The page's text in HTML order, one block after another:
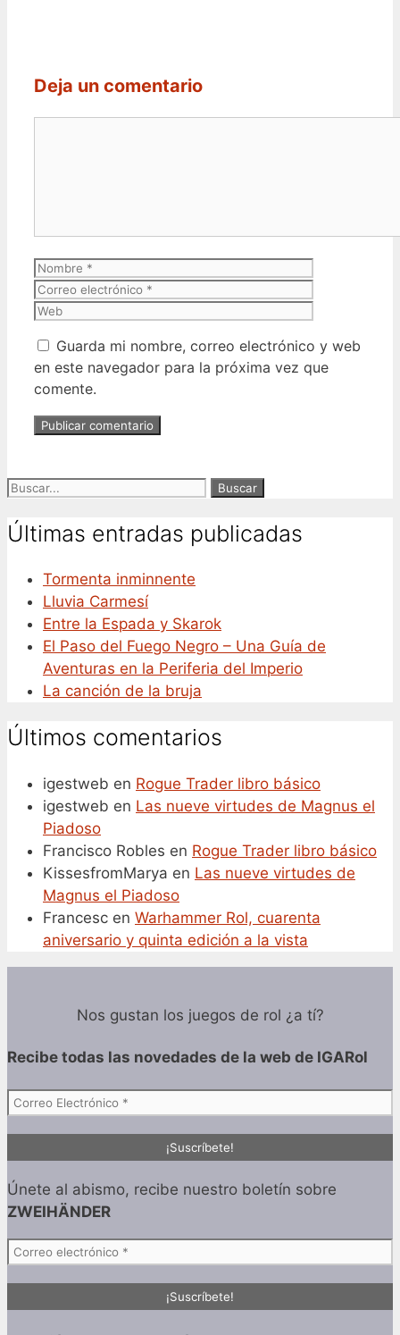
Deja un comentario
Nombre
Guarda mi nombre, correo electrónico y web
en este navegador para la próxima vez que
comente.
Buscar:
Últimas entradas publicadas
Tormenta inminnente
Lluvia Carmesí
Entre la Espada y Skarok
El Paso del Fuego Negro – Una Guía de
Aventuras en la Periferia del Imperio
La canción de la bruja
Últimos comentarios
igestweb en Rogue Trader libro básico
igestweb en Las nueve virtudes de Magnus el
Piadoso
Francisco Robles en Rogue Trader libro básico
KissesfromMarya en Las nueve virtudes de
Magnus el Piadoso
Francesc en Warhammer Rol, cuarenta
aniversario y quinta edición a la vista
Nos gustan los juegos de rol ¿a tí?
Recibe todas las novedades de la web de IGARol
Únete al abismo, recibe nuestro boletín sobre
ZWEIHÄNDER